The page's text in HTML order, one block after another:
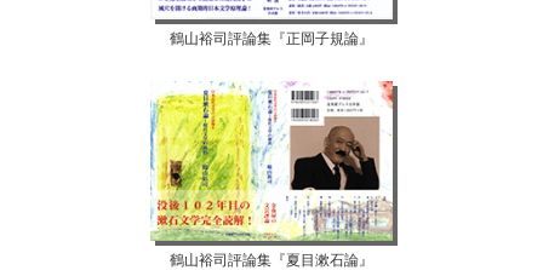
鶴山裕司評論集『正岡子規論』
鶴山裕司評論集『夏目漱石論』